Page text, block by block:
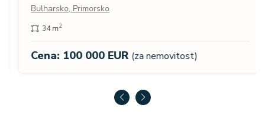
Bulharsko, Primorsko
34 m 2
Cena: 100 000 EUR(za nemovitost)